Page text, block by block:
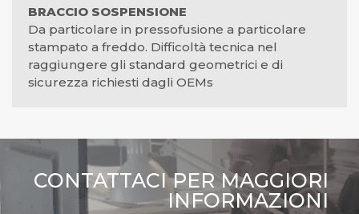
BRACCIO SOSPENSIONE
Da particolare in pressofusione a particolare
stampato a freddo. Difficoltà tecnica nel
raggiungere gli standard geometrici e di
sicurezza richiesti dagli OEMs
CONTATTACI PER MAGGIORI
INFORMAZIONI